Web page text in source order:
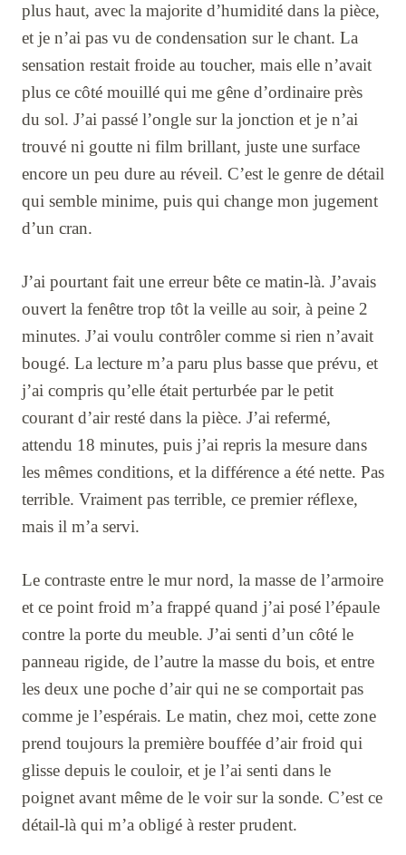
plus haut, avec la majorite d’humidité dans la pièce,
et je n’ai pas vu de condensation sur le chant. La
sensation restait froide au toucher, mais elle n’avait
plus ce côté mouillé qui me gêne d’ordinaire près
du sol. J’ai passé l’ongle sur la jonction et je n’ai
trouvé ni goutte ni film brillant, juste une surface
encore un peu dure au réveil. C’est le genre de détail
qui semble minime, puis qui change mon jugement
d’un cran.
J’ai pourtant fait une erreur bête ce matin-là. J’avais
ouvert la fenêtre trop tôt la veille au soir, à peine 2
minutes. J’ai voulu contrôler comme si rien n’avait
bougé. La lecture m’a paru plus basse que prévu, et
j’ai compris qu’elle était perturbée par le petit
courant d’air resté dans la pièce. J’ai refermé,
attendu 18 minutes, puis j’ai repris la mesure dans
les mêmes conditions, et la différence a été nette. Pas
terrible. Vraiment pas terrible, ce premier réflexe,
mais il m’a servi.
Le contraste entre le mur nord, la masse de l’armoire
et ce point froid m’a frappé quand j’ai posé l’épaule
contre la porte du meuble. J’ai senti d’un côté le
panneau rigide, de l’autre la masse du bois, et entre
les deux une poche d’air qui ne se comportait pas
comme je l’espérais. Le matin, chez moi, cette zone
prend toujours la première bouffée d’air froid qui
glisse depuis le couloir, et je l’ai senti dans le
poignet avant même de le voir sur la sonde. C’est ce
détail-là qui m’a obligé à rester prudent.